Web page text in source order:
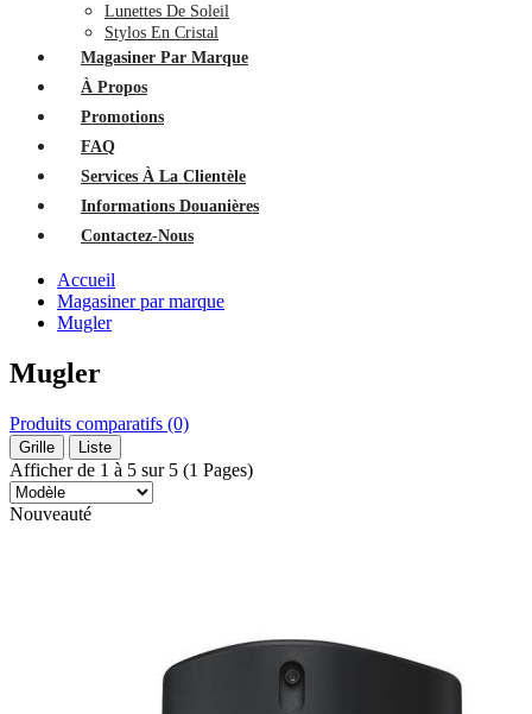
Lunettes De Soleil
Stylos En Cristal
Magasiner Par Marque
À Propos
Promotions
FAQ
Services À La Clientèle
Informations Douanières
Contactez-Nous
Accueil
Magasiner par marque
Mugler
Mugler
Produits comparatifs (0)
Grille Liste
Afficher de 1 à 5 sur 5 (1 Pages)
Nouveauté